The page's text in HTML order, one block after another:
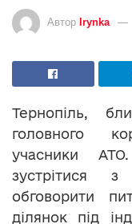
Автор Irynka
Тернопіль,
головного
учасники
зустрітися
обговорити
ділянок під